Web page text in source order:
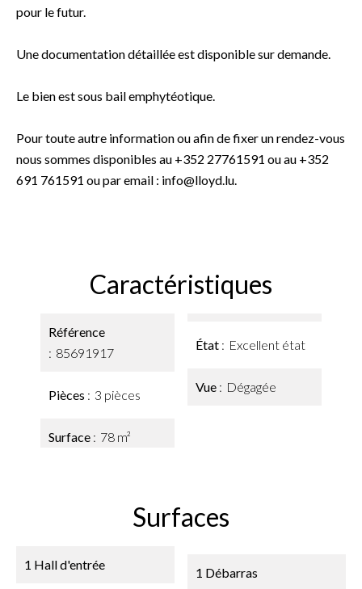
pour le futur.
Une documentation détaillée est disponible sur demande.
Le bien est sous bail emphytéotique.
Pour toute autre information ou afin de fixer un rendez-vous
nous sommes disponibles au +352 27761591 ou au +352
691 761591 ou par email : info@lloyd.lu.
Caractéristiques
Référence
85691917
Pièces 3 pièces
Surface 78 m²
État Excellent état
Vue Dégagée
Surfaces
1 Hall d'entrée
1 Débarras